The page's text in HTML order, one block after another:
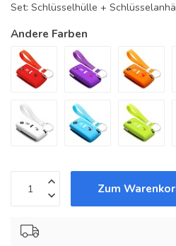
Set: Schlüsselhülle +
Andere Farben
Zum